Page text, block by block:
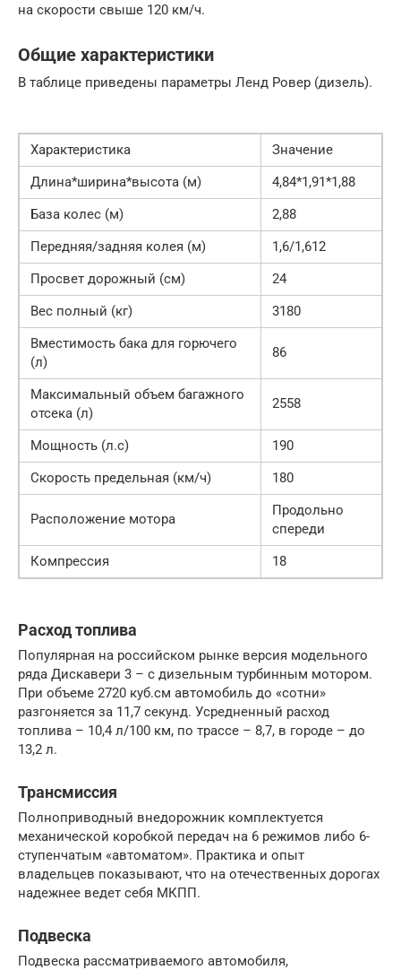
на скорости свыше 120 км/ч.
Общие характеристики
В таблице приведены параметры Ленд Ровер (дизель).
Характеристика
Значение
Длина*ширина*высота (м)
4,84*1,91*1,88
База колес (м)
2,88
Передняя/задняя колея (м)
1,6/1,612
Просвет дорожный (см)
24
Вес полный (кг)
3180
Вместимость бака для горючего
(л)
86
Максимальный объем багажного
отсека (л)
2558
Мощность (л.с)
190
Скорость предельная (км/ч)
180
Расположение мотора
Продольно
спереди
Компрессия
18
Расход топлива
Популярная на российском рынке версия модельного
ряда Дискавери 3 – с дизельным турбинным мотором.
При объеме 2720 куб.см автомобиль до «сотни»
разгоняется за 11,7 секунд. Усредненный расход
топлива – 10,4 л/100 км, по трассе – 8,7, в городе – до
13,2 л.
Трансмиссия
Полноприводный внедорожник комплектуется
механической коробкой передач на 6 режимов либо 6-
ступенчатым «автоматом». Практика и опыт
владельцев показывают, что на отечественных дорогах
надежнее ведет себя МКПП.
Подвеска
Подвеска рассматриваемого автомобиля,